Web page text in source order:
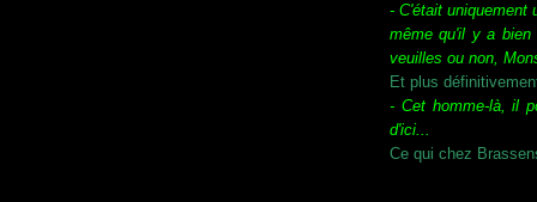
- C'était uniquement
même qu'il y a
veuilles ou non,
Et plus
- Cet homme-là, il
d'ici...
Ce qui chez